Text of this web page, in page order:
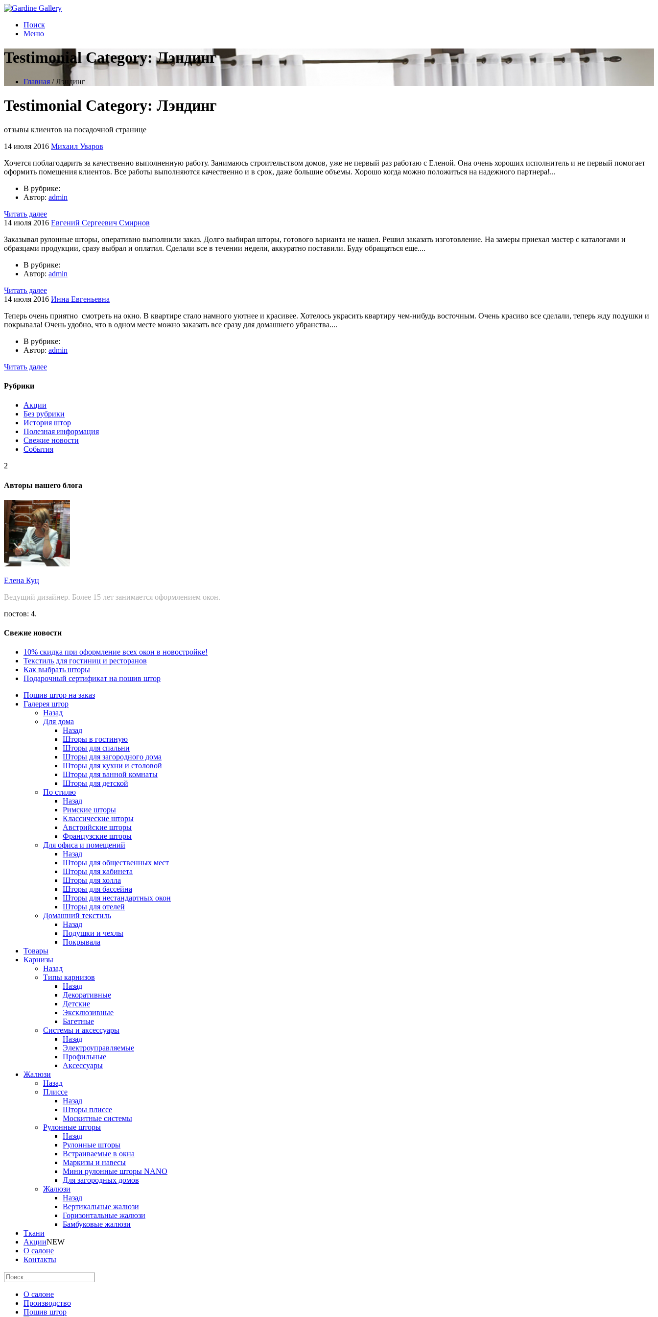
Поиск
Меню
Testimonial Category:Лэндинг
Главная /Лэндинг
Testimonial Category: Лэндинг
отзывы клиентов на посадочной странице
14 июля 2016 Михаил Уваров
Хочется поблагодарить за качественно выполненную работу. Занимаюсь строительством домов, уже не первый раз работаю с Еленой. Она очень хороших исполнитель и не первый помогает
оформить помещения клиентов. Все работы выполняются качественно и в срок, даже большие объемы. Хорошо когда можно положиться на надежного партнера!...
В рубрике:
Автор: admin
Читать далее
14 июля 2016 Евгений Сергеевич Смирнов
Заказывал рулонные шторы, оперативно выполнили заказ. Долго выбирал шторы, готового варианта не нашел. Решил заказать изготовление. На замеры приехал мастер с каталогами и
образцами продукции, сразу выбрал и оплатил. Сделали все в течении недели, аккуратно поставили. Буду обращаться еще....
В рубрике:
Автор: admin
Читать далее
14 июля 2016 Инна Евгеньевна
Теперь очень приятно смотреть на окно. В квартире стало намного уютнее и красивее. Хотелось украсить квартиру чем-нибудь восточным. Очень красиво все сделали, теперь жду подушки и
покрывала! Очень удобно, что в одном месте можно заказать все сразу для домашнего убранства....
В рубрике:
Автор: admin
Читать далее
Рубрики
Акции
Без рубрики
История штор
Полезная информация
Свежие новости
События
2
Авторы нашего блога
Елена Куц
Ведущий дизайнер. Более 15 лет занимается оформлением окон.
постов: 4.
Свежие новости
10% скидка при оформление всех окон в новостройке!
Текстиль для гостиниц и ресторанов
Как выбрать шторы
Подарочный сертификат на пошив штор
Пошив штор на заказ
Галерея штор
Назад
Для дома
Назад
Шторы в гостиную
Шторы для спальни
Шторы для загородного дома
Шторы для кухни и столовой
Шторы для ванной комнаты
Шторы для детской
По стилю
Назад
Римские шторы
Классические шторы
Австрийские шторы
Французские шторы
Для офиса и помещений
Назад
Шторы для общественных мест
Шторы для кабинета
Шторы для холла
Шторы для бассейна
Шторы для нестандартных окон
Шторы для отелей
Домашний текстиль
Назад
Подушки и чехлы
Покрывала
Товары
Карнизы
Назад
Типы карнизов
Назад
Декоративные
Детские
Эксклюзивные
Багетные
Системы и аксессуары
Назад
Электроуправляемые
Профильные
Аксессуары
Жалюзи
Назад
Плиссе
Назад
Шторы плиссе
Москитные системы
Рулонные шторы
Назад
Рулонные шторы
Встраиваемые в окна
Маркизы и навесы
Мини рулонные шторы NANO
Для загородных домов
Жалюзи
Назад
Вертикальные жалюзи
Горизонтальные жалюзи
Бамбуковые жалюзи
Ткани
АкцииNEW
О салоне
Контакты
О салоне
Производство
Пошив штор